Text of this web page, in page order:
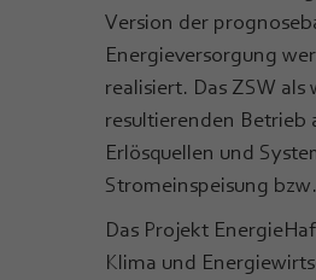
Version der
Energieversorgung
realisiert. Das ZSW
resultierenden Betrieb
Erlösquellen und
Stromeinspeisung
Das Projekt
Klima und